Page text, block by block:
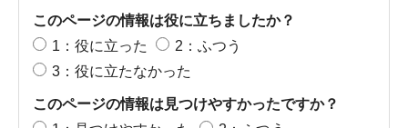
このページの情報は役に立ちましたか？
1：役に立った
2：ふつう
3：役に立たなかった
このページの情報は見つけやすかったですか？